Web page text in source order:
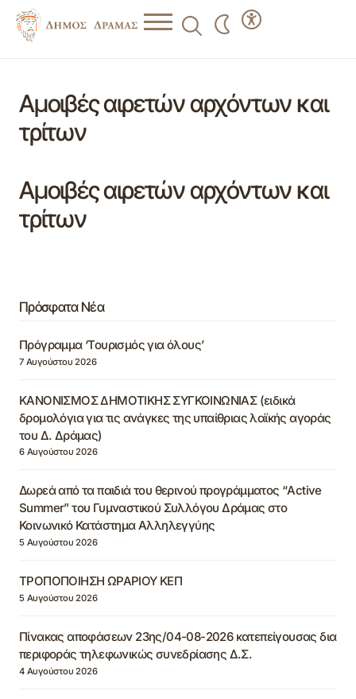
Αμοιβές αιρετών αρχόντων και
τρίτων
Αμοιβές αιρετών αρχόντων και
τρίτων
Πρόσφατα Νέα
Πρόγραμμα ‘Τουρισμός για όλους’
7 Αυγούστου 2026
ΚΑΝΟΝΙΣΜΟΣ ΔΗΜΟΤΙΚΗΣ ΣΥΓΚΟΙΝΩΝΙΑΣ (ειδικά
δρομολόγια για τις ανάγκες της υπαίθριας λαϊκής αγοράς
του Δ. Δράμας)
6 Αυγούστου 2026
Δωρεά από τα παιδιά του θερινού προγράμματος “Active
Summer” του Γυμναστικού Συλλόγου Δράμας στο
Κοινωνικό Κατάστημα Αλληλεγγύης
5 Αυγούστου 2026
ΤΡΟΠΟΠΟΙΗΣΗ ΩΡΑΡΙΟΥ ΚΕΠ
5 Αυγούστου 2026
Πίνακας αποφάσεων 23ης/04-08-2026 κατεπείγουσας δια
περιφοράς τηλεφωνικώς συνεδρίασης Δ.Σ.
4 Αυγούστου 2026